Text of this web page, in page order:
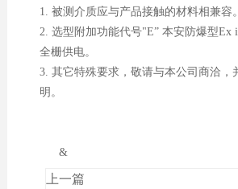
1. 被测介质应与产品接触的材料相兼容。
2. 选型附加功能代号"E” 本安防爆型Ex
全栅供电。
3. 其它特殊要求，敬请与本公司商洽，
明。
&
上一篇